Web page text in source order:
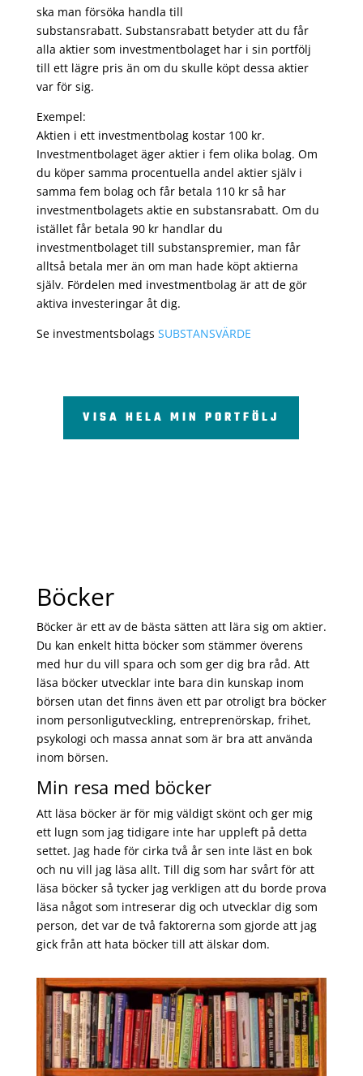
ska man försöka handla till
substansrabatt. Substansrabatt betyder att du får
alla aktier som investmentbolaget har i sin portfölj
till ett lägre pris än om du skulle köpt dessa aktier
var för sig.
Exempel:
Aktien i ett investmentbolag kostar 100 kr.
Investmentbolaget äger aktier i fem olika bolag. Om
du köper samma procentuella andel aktier själv i
samma fem bolag och får betala 110 kr så har
investmentbolagets aktie en substansrabatt. Om du
istället får betala 90 kr handlar du
investmentbolaget till substanspremier, man får
alltså betala mer än om man hade köpt aktierna
själv. Fördelen med investmentbolag är att de gör
aktiva investeringar åt dig.
Se investmentsbolags SUBSTANSVÄRDE
VISA HELA MIN PORTFÖLJ
Böcker
Böcker är ett av de bästa sätten att lära sig om aktier.
Du kan enkelt hitta böcker som stämmer överens
med hur du vill spara och som ger dig bra råd. Att
läsa böcker utvecklar inte bara din kunskap inom
börsen utan det finns även ett par otroligt bra böcker
inom personligutveckling, entreprenörskap, frihet,
psykologi och massa annat som är bra att använda
inom börsen.
Min resa med böcker
Att läsa böcker är för mig väldigt skönt och ger mig
ett lugn som jag tidigare inte har uppleft på detta
settet. Jag hade för cirka två år sen inte läst en bok
och nu vill jag läsa allt. Till dig som har svårt för att
läsa böcker så tycker jag verkligen att du borde prova
läsa något som intreserar dig och utvecklar dig som
person, det var de två faktorerna som gjorde att jag
gick från att hata böcker till att älskar dom.